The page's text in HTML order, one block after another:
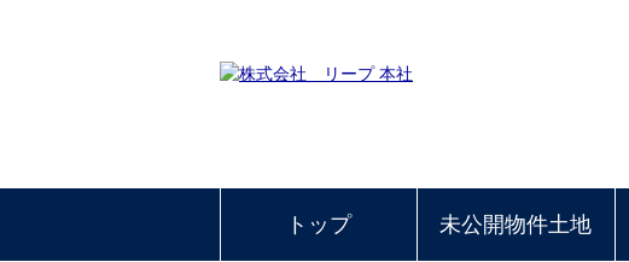
トップ 未公開物件土地